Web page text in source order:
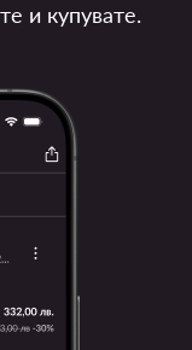
и купувате.